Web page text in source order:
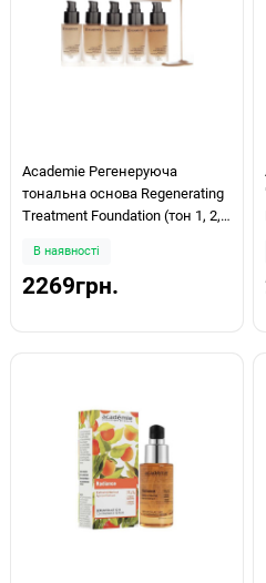
Academie Регенеруюча
тональна основа Regenerating
Treatment Foundation (тон 1, 2,
В наявності
2269грн.